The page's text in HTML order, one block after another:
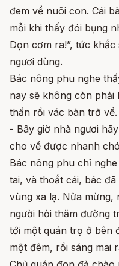
đem về nuôi con. Cái
mỗi khi thấy đói bụng
Dọn cơm ra!”, tức
ngươi dùng.
Bác nông phu nghe
nay sẽ không còn phải
thần rồi vác bàn trở
- Bây giờ nhà ngươi
cho về được nhanh
Bác nông phu chỉ
tai, và thoắt cái, bác
vùng xa lạ. Nửa mừng,
người hỏi thăm đường
tới một quán trọ ở bên
một đêm, rồi sáng mai